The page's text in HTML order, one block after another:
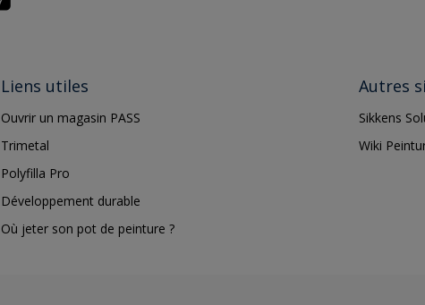
Liens utiles
Ouvrir un magasin PASS
Trimetal
Polyfilla Pro
Développement durable
Où jeter son pot de peinture ?
Autres
Sikkens
Wiki